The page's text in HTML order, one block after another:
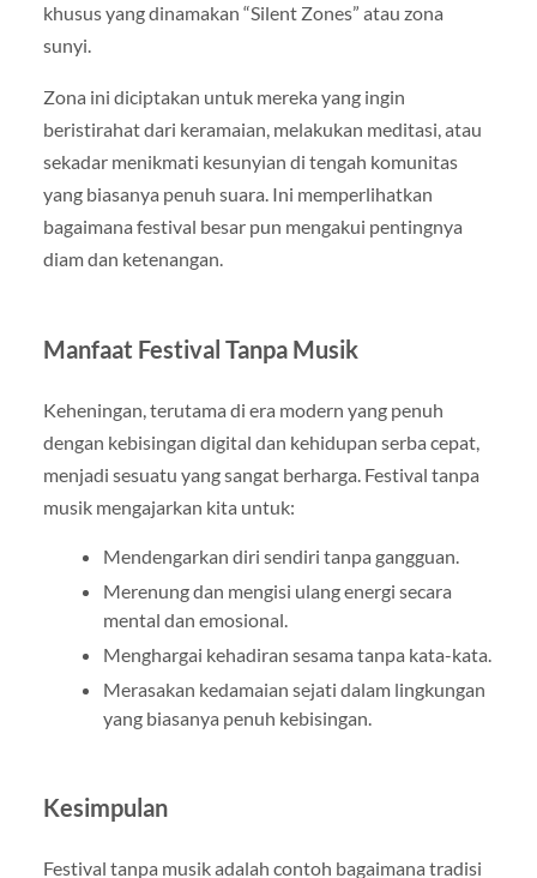
khusus yang dinamakan “Silent Zones” atau zona
sunyi.
Zona ini diciptakan untuk mereka yang ingin
beristirahat dari keramaian, melakukan meditasi, atau
sekadar menikmati kesunyian di tengah komunitas
yang biasanya penuh suara. Ini memperlihatkan
bagaimana festival besar pun mengakui pentingnya
diam dan ketenangan.
Manfaat Festival Tanpa Musik
Keheningan, terutama di era modern yang penuh
dengan kebisingan digital dan kehidupan serba cepat,
menjadi sesuatu yang sangat berharga. Festival tanpa
musik mengajarkan kita untuk:
Mendengarkan diri sendiri tanpa gangguan.
Merenung dan mengisi ulang energi secara
mental dan emosional.
Menghargai kehadiran sesama tanpa kata-kata.
Merasakan kedamaian sejati dalam lingkungan
yang biasanya penuh kebisingan.
Kesimpulan
Festival tanpa musik adalah contoh bagaimana tradisi